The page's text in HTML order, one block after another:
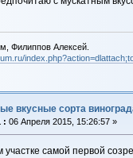
Филиппов Алексей.
вкусные сорта
: 06 Апреля 2015, 15:26:57 »
самой первой